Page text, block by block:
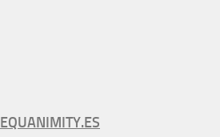
EQUANIMITY.ES